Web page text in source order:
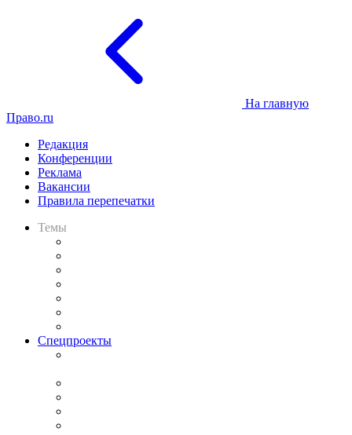
На главную
Право.ru
Редакция
Конференции
Реклама
Вакансии
Правила перепечатки
Темы
Спецпроекты